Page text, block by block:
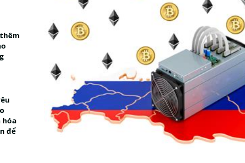
hóa
để